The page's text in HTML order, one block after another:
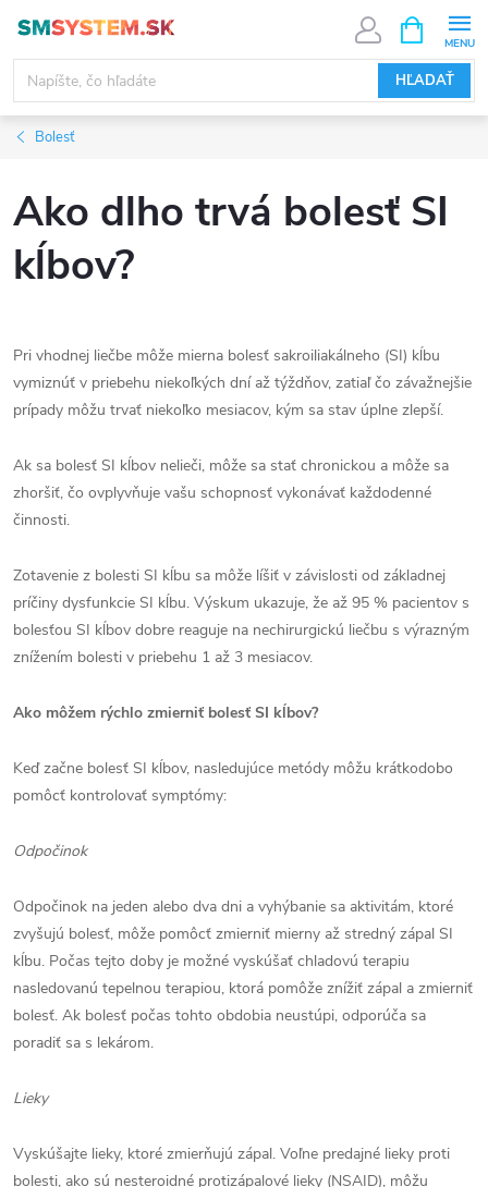
obsah
HĽADAŤ
KOŠÍK
Bolesť
Ako dlho trvá bolesť SI
kĺbov?
Pri vhodnej liečbe môže mierna bolesť sakroiliakálneho (SI) kĺbu
vymiznúť v priebehu niekoľkých dní až týždňov, zatiaľ čo závažnejšie
prípady môžu trvať niekoľko mesiacov, kým sa stav úplne zlepší.
Ak sa bolesť SI kĺbov nelieči, môže sa stať chronickou a môže sa
zhoršiť, čo ovplyvňuje vašu schopnosť vykonávať každodenné
činnosti.
Zotavenie z bolesti SI kĺbu sa môže líšiť v závislosti od základnej
príčiny dysfunkcie SI kĺbu. Výskum ukazuje, že až 95 % pacientov s
bolesťou SI kĺbov dobre reaguje na nechirurgickú liečbu s výrazným
znížením bolesti v priebehu 1 až 3 mesiacov.
Ako môžem rýchlo zmierniť bolesť SI kĺbov?
Keď začne bolesť SI kĺbov, nasledujúce metódy môžu krátkodobo
pomôcť kontrolovať symptómy:
Odpočinok
Odpočinok na jeden alebo dva dni a vyhýbanie sa aktivitám, ktoré
zvyšujú bolesť, môže pomôcť zmierniť mierny až stredný zápal SI
kĺbu. Počas tejto doby je možné vyskúšať chladovú terapiu
nasledovanú tepelnou terapiou, ktorá pomôže znížiť zápal a zmierniť
bolesť. Ak bolesť počas tohto obdobia neustúpi, odporúča sa
poradiť sa s lekárom.
Lieky
Vyskúšajte lieky, ktoré zmierňujú zápal. Voľne predajné lieky proti
bolesti, ako sú nesteroidné protizápalové lieky (NSAID), môžu